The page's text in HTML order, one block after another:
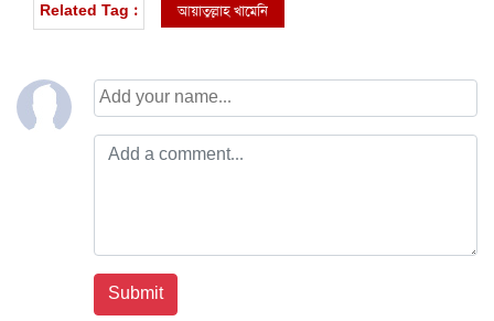
Related Tag : আয়াতুল্লাহ খামেনি